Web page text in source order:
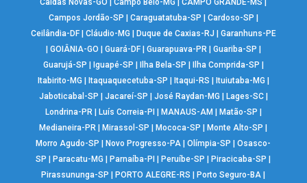
Caldas Novas-GO
|Campo Belo-MG |CAMPO GRANDE-MS
Campos Jordão-SP
Caraguatatuba-SP Cardoso-SP
Ceilândia-DF| Cláudio-MG Duque de Caxias-RJ
Garanhuns-PE
GOIÂNIA-GO Guará-DF| Guarapuava-PR| Guariba-SP
Guarujá-SP
Iguapé-SP Ilha Bela-SP Ilha Comprida-SP
Itabirito-MG
Itaquaquecetuba-SP Itaqui-RS Ituiutaba-MG
Jaboticabal-SP
Jacareí-SP José Raydan-MG Lages-SC|
Londrina-PR| Luís Correia-PI MANAUS-AM Matão-SP
Medianeira-PR
Mirassol-SP Mococa-SP Monte Alto-SP
Morro Agudo-SP
Novo Progresso-PA |Olímpia-SP |Osasco-
SP
Paracatu-MG Parnaíba-PI Peruíbe-SP Piracicaba-SP
Pirassununga-SP
PORTO ALEGRE-RS Porto Seguro-BA